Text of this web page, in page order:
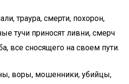
траура, смерти, похорон,
тучи приносят ливни, смерч
все сносящего на своем пути.
воры, мошенники, убийцы,